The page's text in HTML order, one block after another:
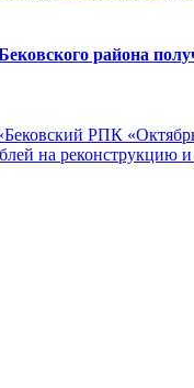
района
РПК
на реконструкцию